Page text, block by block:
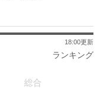
ランキング
18:00更新
総合